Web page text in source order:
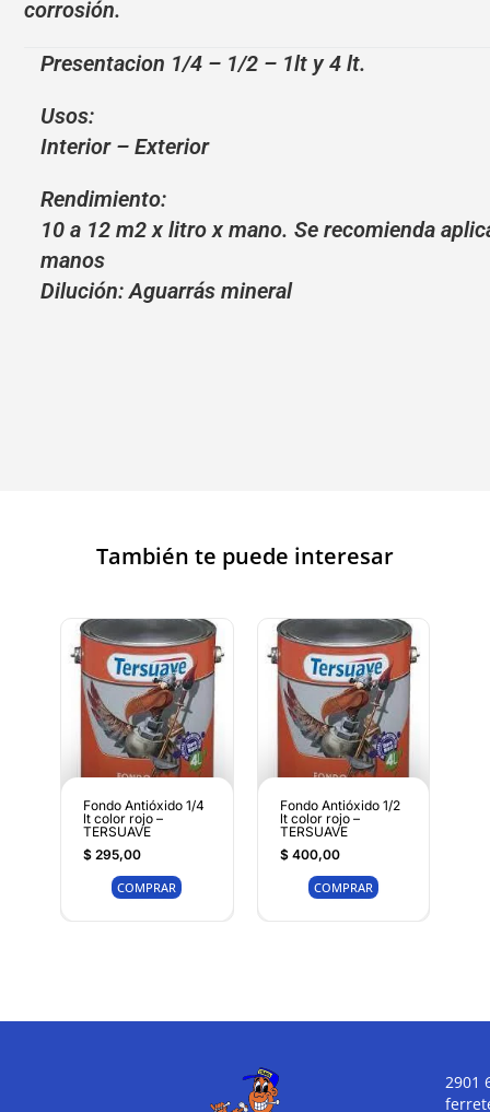
corrosión.
Presentacion 1/4 – 1/2 – 1lt y 4 lt.
Usos:
Interior – Exterior
Rendimiento:
10 a 12 m2 x litro x mano. Se recomienda
manos
Dilución: Aguarrás mineral
También te puede interesar
Fondo Antióxido 1/4
lt color rojo –
TERSUAVE
$295,00
COMPRAR
Fondo Antióxido 1/2
lt color rojo –
TERSUAVE
$400,00
COMPRAR
2901